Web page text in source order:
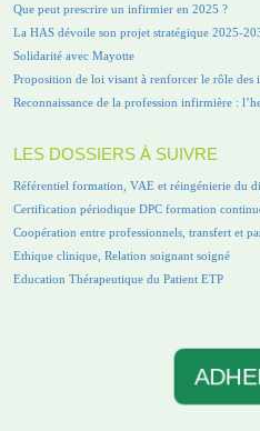
Que peut prescrire un infirmier en 2025 ?
La HAS dévoile son projet stratégique 2025-
Solidarité avec Mayotte
Proposition de loi visant à renforcer le rôle des
Reconnaissance de la profession infirmière :
LES DOSSIERS À SUIVRE
Référentiel formation, VAE et réingénierie du
Certification périodique DPC formation
Coopération entre professionnels, transfert et
Ethique clinique, Relation soignant soigné
Education Thérapeutique du Patient ETP